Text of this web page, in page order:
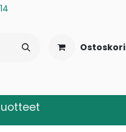
Ostoskori